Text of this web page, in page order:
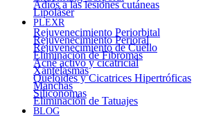
Adiós a las lesiones cutáneas
Lipoláser
PLEXR
Rejuvenecimiento Periorbital
Rejuvenecimiento Perioral
Rejuvenecimiento de Cuello
Eliminación de Fibromas
Acné activo y cicatricial
Xantelasmas
Queloides y Cicatrices Hipertróficas
Manchas
Siliconomas
Eliminación de Tatuajes
BLOG